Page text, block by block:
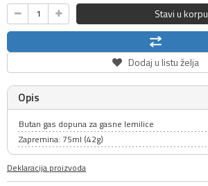
Stavi u korpu
Dodaj u listu želja
Opis
Butan gas dopuna za gasne lemilice
Zapremina: 75ml (42g)
Deklaracija proizvoda